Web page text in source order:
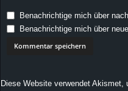
Benachrichtige mich über
Benachrichtige mich über
Diese Website verwendet Akismet,